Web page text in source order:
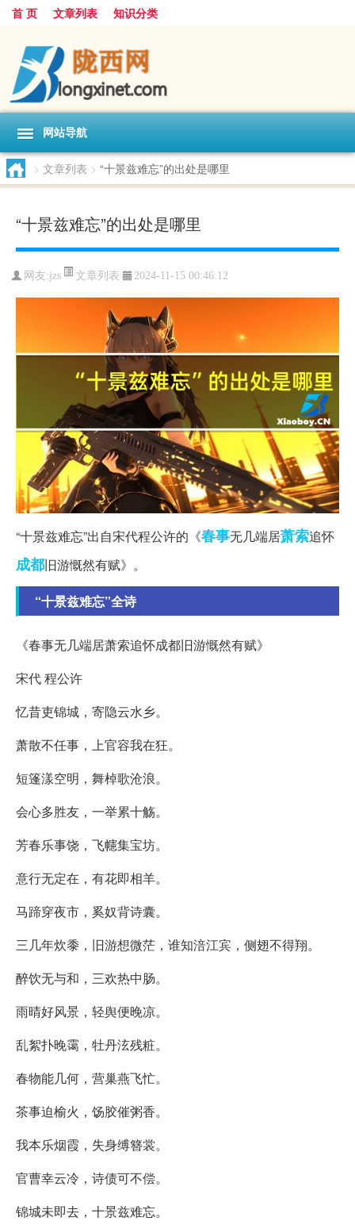
首 页 文章列表 知识分类
网站导航
> 文章列表 > “十景兹难忘”的出处是哪里
“十景兹难忘”的出处是哪里
网友:jzs 文章列表 2024-11-15 00:46:12
“十景兹难忘”出自宋代程公许的《春事无几端居萧索追怀
成都旧游慨然有赋》。
“十景兹难忘”全诗
《春事无几端居萧索追怀成都旧游慨然有赋》
宋代 程公许
忆昔吏锦城，寄隐云水乡。
萧散不任事，上官容我在狂。
短篷漾空明，舞棹歌沧浪。
会心多胜友，一举累十觞。
芳春乐事饶，飞幰集宝坊。
意行无定在，有花即相羊。
马蹄穿夜市，奚奴背诗囊。
三几年炊黍，旧游想微茫，谁知涪江宾，侧翅不得翔。
醉饮无与和，三欢热中肠。
雨晴好风景，轻舆便晚凉。
乱絮扑晚霭，牡丹泫残粧。
春物能几何，营巢燕飞忙。
茶事迫榆火，饧胶催粥香。
我本乐烟霞，失身缚簪裳。
官曹幸云冷，诗债可不偿。
锦城未即去，十景兹难忘。